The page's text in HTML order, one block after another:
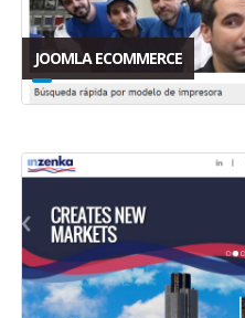
JOOMLA ECOMMERCE